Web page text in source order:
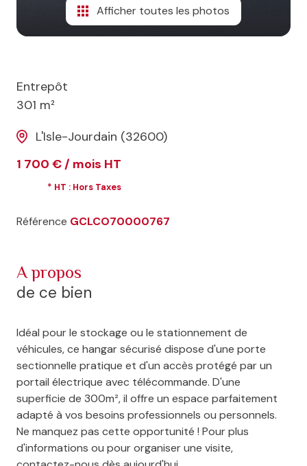
Afficher toutes les photos
Entrepôt
301 m²
L'Isle-Jourdain (32600)
1 700 € / mois HT
* HT : Hors Taxes
Référence GCLCO70000767
a propos
de ce bien
Idéal pour le stockage ou le stationnement de
véhicules, ce hangar sécurisé dispose d'une porte
sectionnelle pratique et d'un accès protégé par un
portail électrique avec télécommande. D'une
superficie de 300m², il offre un espace parfaitement
adapté à vos besoins professionnels ou personnels.
Ne manquez pas cette opportunité ! Pour plus
d'informations ou pour organiser une visite,